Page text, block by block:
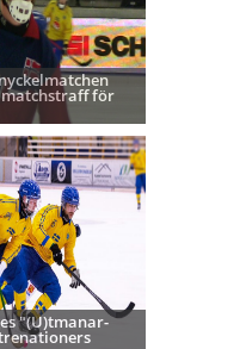
matchstraff för
"(U)tmanar-